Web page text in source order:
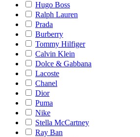
Hugo Boss
Ralph Lauren
Prada
Burberry
Tommy Hilfiger
Calvin Klein
Dolce & Gabbana
Lacoste
Chanel
Dior
Puma
Nike
Stella McCartney
Ray Ban